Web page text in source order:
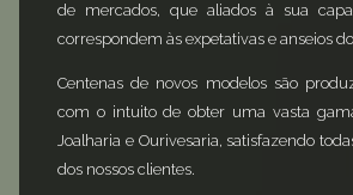
de mercados, que aliados à sua
correspondem às expetativas e anseios
Centenas de novos modelos são
com o intuito de obter uma vasta
Joalharia e Ourivesaria, satisfazendo
dos nossos clientes.